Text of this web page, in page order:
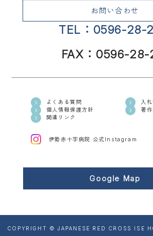
お問い合わせ
TEL：0596-28-
FAX：0596-28-
よくある質問
入
個人情報保護方針
著
関連リンク
伊勢赤十字病院 公式Instagram
Google Map
COPYRIGHT © JAPANESE RED CROSS ISE